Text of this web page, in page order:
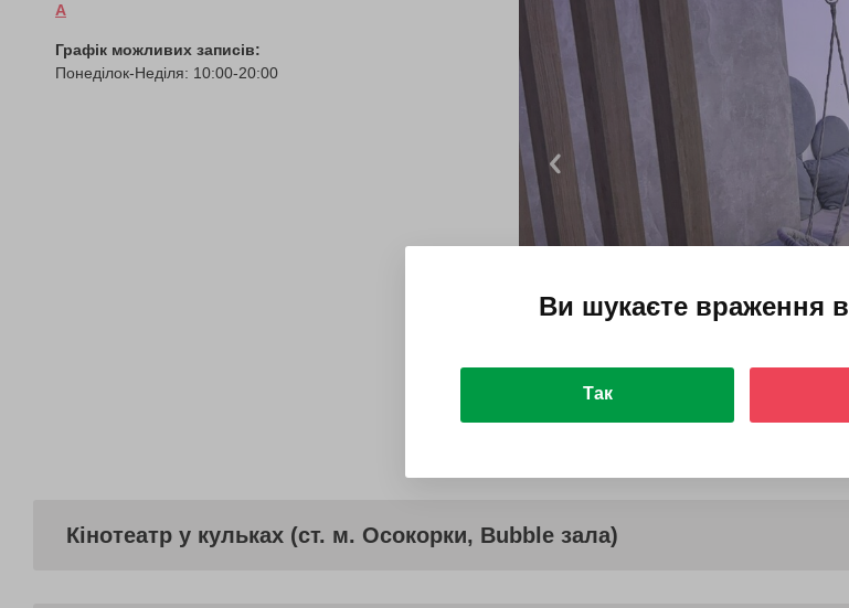
А
Графік можливих записів:
Понеділок-Неділя: 10:00-20:00
Кінотеатр у кульках (ст. м. Осокорки, Bubble зала)
Ви шукаєте враження в
Так